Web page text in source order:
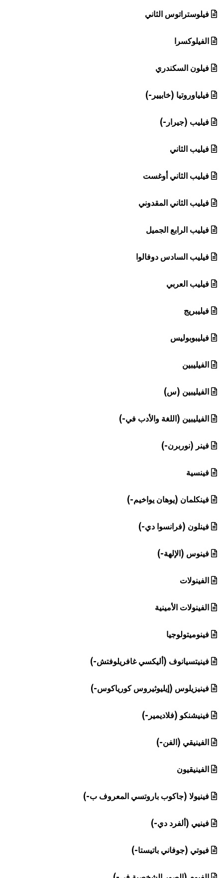
فيلوستراتوس الثاني
الفيلوكسرا
فيلون السكندري
فيلياوروتيا (خابيير-)
فيليب (جيرار-)
فيليب الثاني
فيليب الثاني أوغست
فيليب الثاني المقدوني
فيليب الرابع الجميل
فيليب السادس دوفالوا
فيليب العربي
فيليبريج
فيليبوبوليس
الفيليبين
الفيليبين (س)
الفيليبين (اللغة والأدب في-)
فينر (نوربرن-)
فينسية
فينكلمان (يوهان يواخيم-)
فينلون (فرانسوا دي-)
فينوس (الإلهة-)
الفينولات
الفينولات الأمينية
فينوميتولوجيا
فينيتسيانوف (أليكسي غافريلوفتش-)
فينيزيلوس (إيليوثيروس كورياكوس-)
فينيشنكو (فلاديمير-)
الفينيقي (الفن-)
الفينيقيون
فينيولا (جاكوب باروتسي المعروف ب-)
فينيي (ألفرد دي-)
فيوتي (جوفاني باتيستا-)